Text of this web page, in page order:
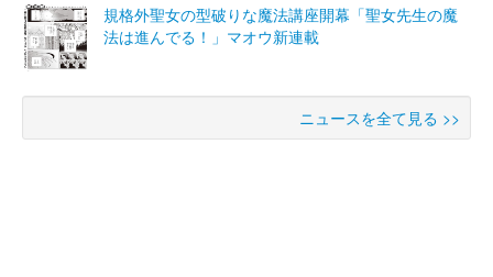
規格外聖女の型破りな魔法講座開幕「聖女先生の魔
法は進んでる！」マオウ新連載
ニュースを全て見る >>